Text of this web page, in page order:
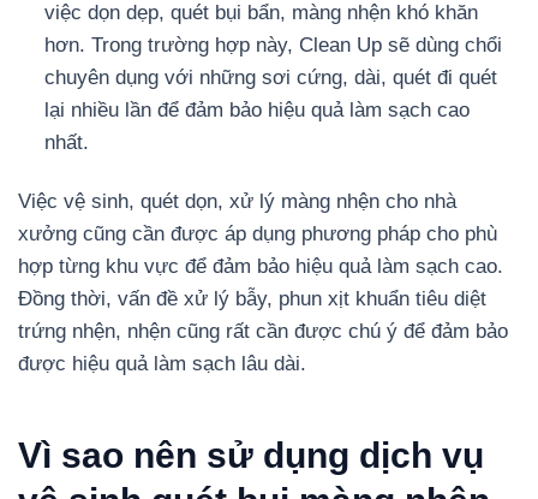
việc dọn dẹp, quét bụi bẩn, màng nhện khó khăn
hơn. Trong trường hợp này, Clean Up sẽ dùng chổi
chuyên dụng với những sơi cứng, dài, quét đi quét
lại nhiều lần để đảm bảo hiệu quả làm sạch cao
nhất.
Việc vệ sinh, quét dọn, xử lý màng nhện cho nhà
xưởng cũng cần được áp dụng phương pháp cho phù
hợp từng khu vực để đảm bảo hiệu quả làm sạch cao.
Đồng thời, vấn đề xử lý bẫy, phun xịt khuẩn tiêu diệt
trứng nhện, nhện cũng rất cần được chú ý để đảm bảo
được hiệu quả làm sạch lâu dài.
Vì sao nên sử dụng dịch vụ